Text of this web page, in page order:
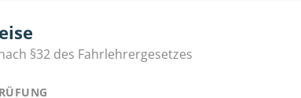
§32 des Fahrlehrergesetzes